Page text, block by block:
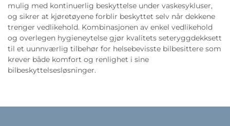
mulig med kontinuerlig beskyttelse under vaskesykluser,
og sikrer at kjøretøyene forblir beskyttet selv når dekkene
trenger vedlikehold. Kombinasjonen av enkel vedlikehold
og overlegen hygieneytelse gjør kvalitets seteryggdekksett
til et uunnværlig tilbehør for helsebevisste bilbesittere som
krever både komfort og renlighet i sine
bilbeskyttelsesløsninger.